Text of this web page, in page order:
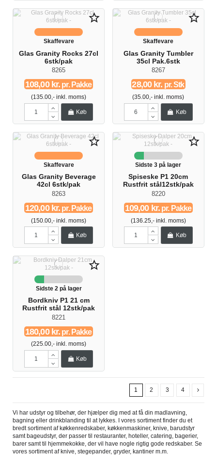
star_border
Skaffevare
Glas Granity Rocks 27cl
6stk/pak
8265
108,00 kr. pr. Pakke
(135.00,- inkl. moms)
Køb
star_border
Skaffevare
Glas Granity Tumbler
35cl Pak.6stk
8267
28,00 kr. pr. Stk
(35.00,- inkl. moms)
Køb
star_border
Skaffevare
Glas Granity Beverage
42cl 6stk/pak
8263
120,00 kr. pr. Pakke
(150.00,- inkl. moms)
Køb
star_border
Sidste 3 på lager
Spiseske P1 20cm
Rustfrit stål12stk/pak
8220
109,00 kr.pr. Pakke
(136.25,- inkl. moms)
Køb
star_border
Sidste 2 på lager
Bordkniv P1 21 cm
Rustfrit stål 12stk/pak
8221
180,00 kr. pr. Pakke
(225.00,- inkl. moms)
Køb
1 2 3 4
Vi har udstyr og tilbehør, der hjælper dig med at få din madlavning,
bagning eller drinkblanding til at lykkes. I vores sortiment finder du et
bredt sortiment af køkkenredskaber, køkkenmaskiner, knive, barudstyr
samt bageudstyr, der passer til restauranter, hoteller, catering, bagerier,
barer samt til hjemmekokke, der vil have nogle rigtig gode redskaber. Se
vores sortiment af knive, stegepander, gryder, kantiner m.m.